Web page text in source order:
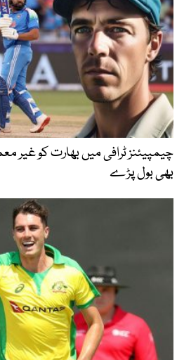
چیمپیئنز ٹرافی میں بھارت کو غیر
بھی بول پڑے